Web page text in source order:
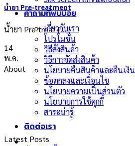
คำถามที่พบบ่อย
เกี่ยวกับเรา
โปรโมชั่น
วิธีสั่งสินค้า
วิธีการจัดส่งสินค้า
นโยบายคืนสินค้าและคืนเงิน
ข้อตกลงและเงื่อนไข
นโยบายความเป็นส่วนตัว
นโยบายการใช้คุกกี้
สาระน่ารู้
ติดต่อเรา
น้ำยา Pre-treatment
น้ำยา Pre treat [...]
14
พ.ค.
About
Latest Posts